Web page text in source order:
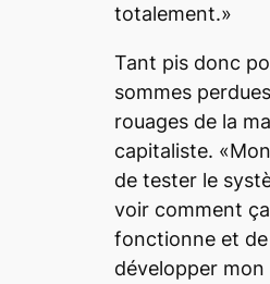
totalement.»
Tant pis donc
sommes
rouages de la
capitaliste.
de tester le
voir comment ça
fonctionne et de
développer